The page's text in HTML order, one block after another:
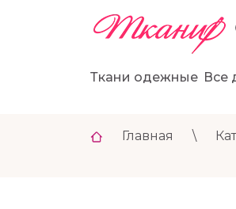
Ткани одежные Все
Главная \